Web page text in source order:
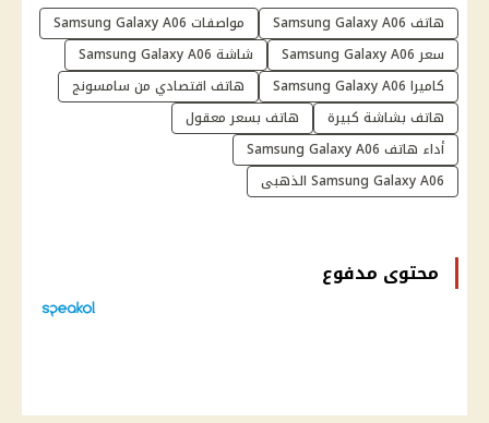
هاتف Samsung Galaxy A06
مواصفات Samsung Galaxy A06
سعر Samsung Galaxy A06
شاشة Samsung Galaxy A06
كاميرا Samsung Galaxy A06
هاتف اقتصادي من سامسونج
هاتف بشاشة كبيرة
هاتف بسعر معقول
أداء هاتف Samsung Galaxy A06
Samsung Galaxy A06 الذهبى
محتوى مدفوع